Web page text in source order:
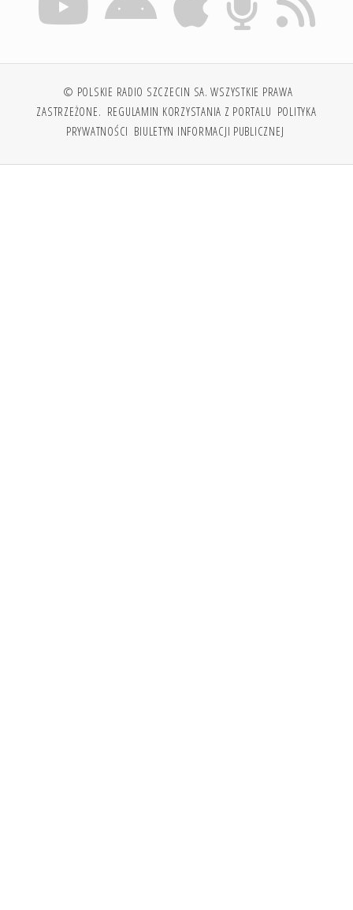
© POLSKIE RADIO SZCZECIN SA. WSZYSTKIE PRAWA
ZASTRZEŻONE. REGULAMIN KORZYSTANIA Z PORTALU POLITYKA
PRYWATNOŚCI BIULETYN INFORMACJI PUBLICZNEJ